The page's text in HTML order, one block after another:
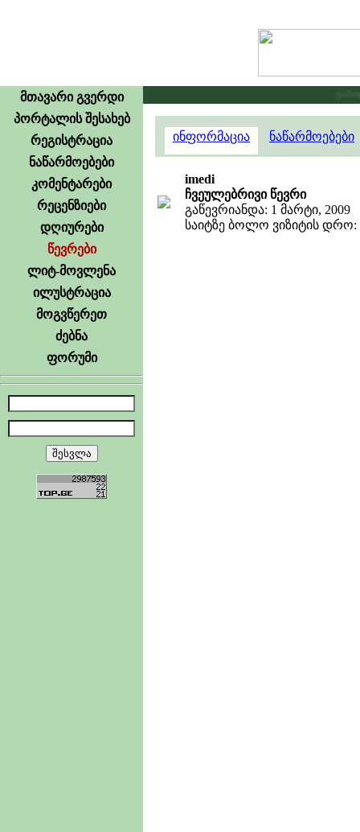
მთავარი გვერდი
პორტალის შესახებ
რეგისტრაცია
ნაწარმოებები
კომენტარები
რეცენზიები
დღიურები
წევრები
ლიტ-მოვლენა
ილუსტრაცია
მოგვწერეთ
ძებნა
ფორუმი
ინფორმაცია ნაწარმოებები
imedi
ჩვეულებრივი წევრი
გაწევრიანდა: 1 მარტი, 2009
საიტზე ბოლო ვიზიტის დრო: